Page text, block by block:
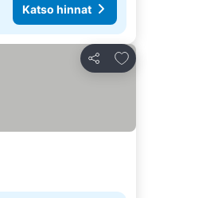
Katso hinnat
Jaa
Lisää suosikkeihin